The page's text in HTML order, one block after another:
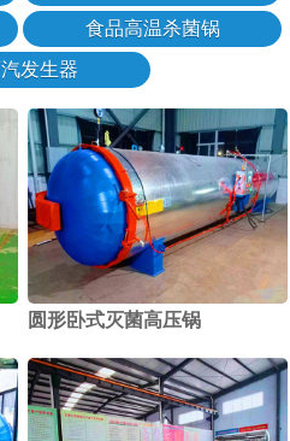
食品高温杀菌锅
发生器
圆形卧式灭菌高压锅